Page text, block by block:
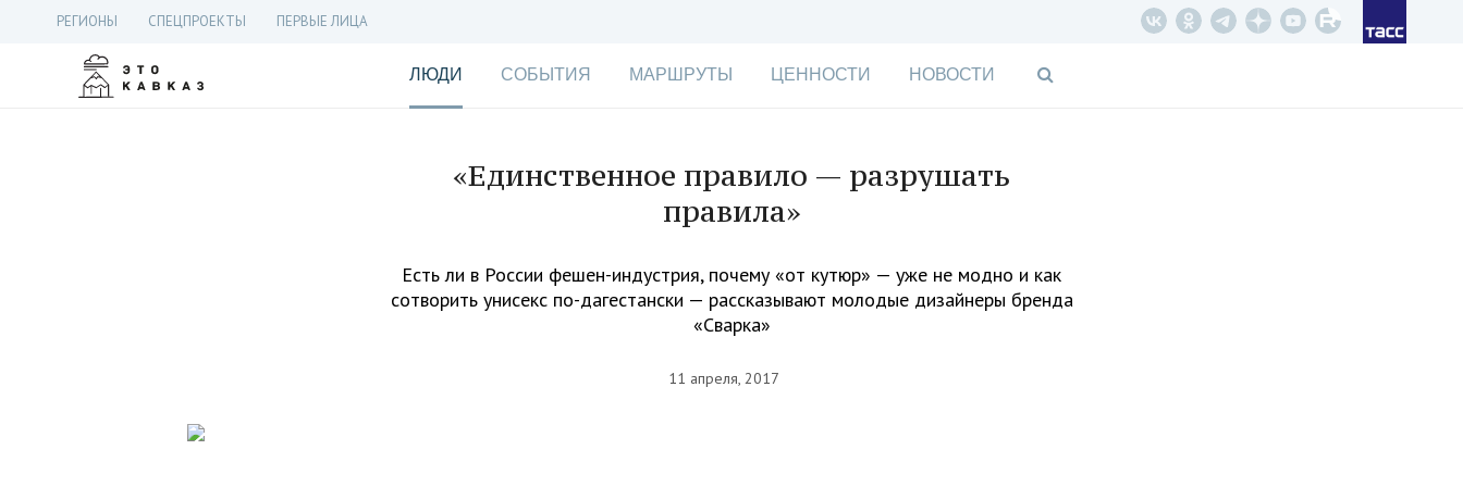
РЕГИОНЫ СПЕЦПРОЕКТЫ ПЕРВЫЕ ЛИЦА
ЛЮДИ СОБЫТИЯ МАРШРУТЫ ЦЕННОСТИ НОВОСТИ
«Единственное правило — разрушать
правила»
Есть ли в России фешен-индустрия, почему «от кутюр» — уже не модно и как
сотворить унисекс по-дагестански — рассказывают молодые дизайнеры бренда
«Сварка»
11 апреля, 2017